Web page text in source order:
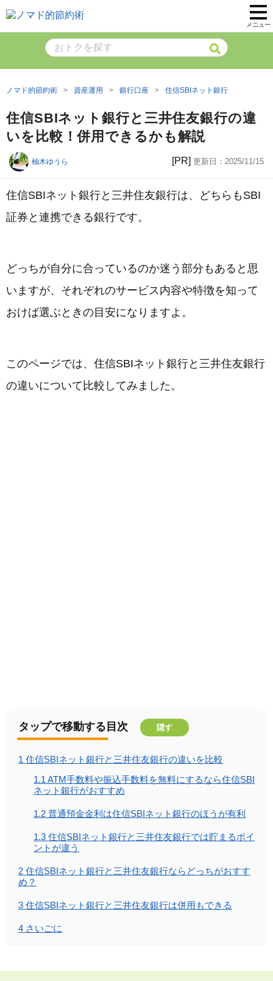
メニュー
ノマド的節約術 資産運用 銀行口座 住信SBIネット銀行
住信SBIネット銀行と三井住友銀行の違
いを比較！併用できるかも解説
柚木ゆうら [PR] 更新日： 2025/11/15
住信SBIネット銀行と三井住友銀行は、どちらもSBI
証券と連携できる銀行です。
どっちが自分に合っているのか迷う部分もあると思
いますが、それぞれのサービス内容や特徴を知って
おけば選ぶときの目安になりますよ。
このページでは、住信SBIネット銀行と三井住友銀行
の違いについて比較してみました。
タップで移動する目次 隠す
1 住信SBIネット銀行と三井住友銀行の違いを比較
1.1 ATM手数料や振込手数料を無料にするなら住信SBI
ネット銀行がおすすめ
1.2 普通預金金利は住信SBIネット銀行のほうが有利
1.3 住信SBIネット銀行と三井住友銀行では貯まるポイ
ントが違う
2 住信SBIネット銀行と三井住友銀行ならどっちがおすす
め？
3 住信SBIネット銀行と三井住友銀行は併用もできる
4 さいごに